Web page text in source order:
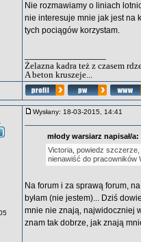
Nie rozmawiamy o liniach
nie interesuje mnie jak jest na
tych pociągów korzystam.
Żelazna kadra też z czasem
A beton kruszeje...
Wysłany: 18-03-2015, 14:41
młody warsiarz napisał/a:
Victoria, powiedz
nienawiść do pracowników
Na forum i za sprawą forum,
byłam (nie jestem)... Dziś
mnie nie znają, najwidoczniej
znam tak dobrze, jak znają